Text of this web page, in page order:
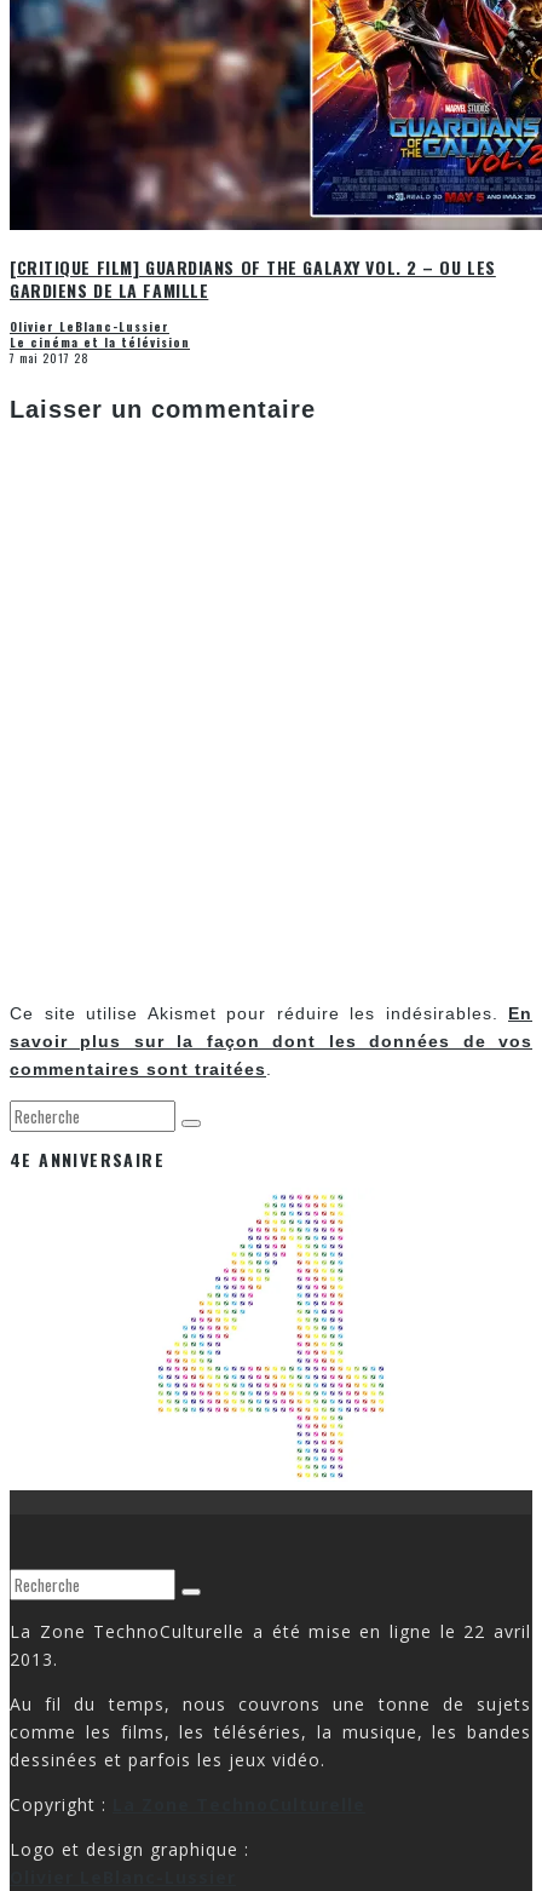
[CRITIQUE FILM] GUARDIANS OF THE GALAXY VOL. 2 – OU LES
GARDIENS DE LA FAMILLE
Olivier LeBlanc-Lussier
Le cinéma et la télévision
7 mai 2017 28
Laisser un commentaire
Ce site utilise Akismet pour réduire les indésirables. En
savoir plus sur la façon dont les données de vos
commentaires sont traitées
4E ANNIVERSAIRE
La Zone TechnoCulturelle a été mise en ligne le 22 avril
2013.
Au fil du temps, nous couvrons une tonne de sujets
comme les films, les téléséries, la musique, les bandes
dessinées et parfois les jeux vidéo.
Copyright :
Logo et design graphique :